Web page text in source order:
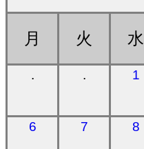
月 火 水
. . 1
6 7 8